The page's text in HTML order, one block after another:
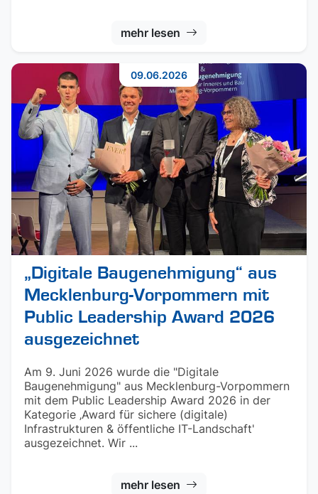
mehr lesen
„Digitale Baugenehmigung“ aus
Mecklenburg-Vorpommern mit
Public Leadership Award 2026
ausgezeichnet
Am 9. Juni 2026 wurde die "Digitale
Baugenehmigung" aus Mecklenburg-Vorpommern
mit dem Public Leadership Award 2026 in der
Kategorie ‚Award für sichere (digitale)
Infrastrukturen & öffentliche IT-Landschaft'
ausgezeichnet. Wir ...
mehr lesen
09.06.2026